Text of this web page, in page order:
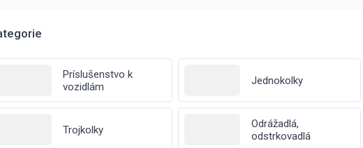
Príslušenstvo k
vozidlám
Jednokolky
Trojkolky
Odrážadlá,
odstrkovadlá